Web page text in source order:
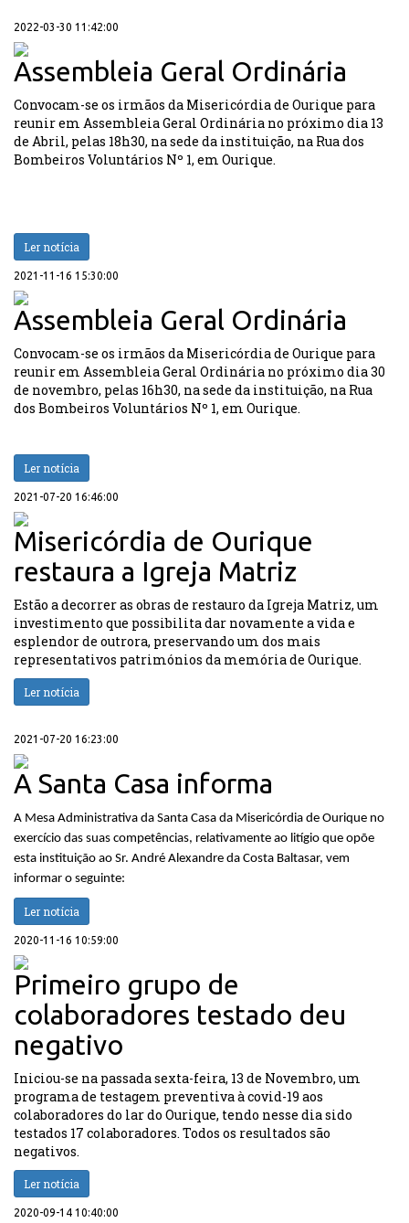
2022-03-30 11:42:00
Assembleia Geral Ordinária
Convocam-se os irmãos da Misericórdia de Ourique para
reunir em Assembleia Geral Ordinária no próximo dia 13
de Abril, pelas 18h30, na sede da instituição, na Rua dos
Bombeiros Voluntários Nº 1, em Ourique.
Ler notícia
2021-11-16 15:30:00
Assembleia Geral Ordinária
Convocam-se os irmãos da Misericórdia de Ourique para
reunir em Assembleia Geral Ordinária no próximo dia 30
de novembro, pelas 16h30, na sede da instituição, na Rua
dos Bombeiros Voluntários Nº 1, em Ourique.
Ler notícia
2021-07-20 16:46:00
Misericórdia de Ourique
restaura a Igreja Matriz
Estão a decorrer as obras de restauro da Igreja Matriz, um
investimento que possibilita dar novamente a vida e
esplendor de outrora, preservando um dos mais
representativos patrimónios da memória de Ourique.
Ler notícia
2021-07-20 16:23:00
A Santa Casa informa
A Mesa Administrativa da Santa Casa da Misericórdia de Ourique no
exercício das suas competências, relativamente ao litígio que opõe
esta instituição ao Sr. André Alexandre da Costa Baltasar, vem
informar o seguinte:
Ler notícia
2020-11-16 10:59:00
Primeiro grupo de
colaboradores testado deu
negativo
Iniciou-se na passada sexta-feira, 13 de Novembro, um
programa de testagem preventiva à covid-19 aos
colaboradores do lar do Ourique, tendo nesse dia sido
testados 17 colaboradores. Todos os resultados são
negativos.
Ler notícia
2020-09-14 10:40:00